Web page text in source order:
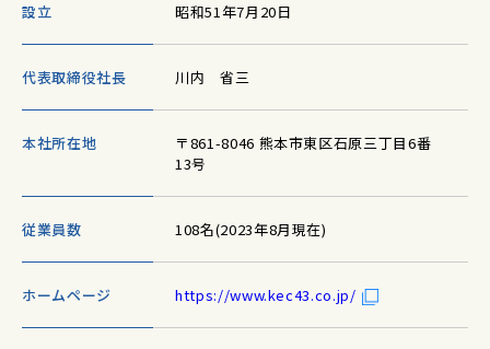
設立 昭和51年7月20日
代表取締役社長 川内 省三
本社所在地
〒861-8046 熊本市東区石原三丁目6番
13号
従業員数 108名(2023年8月現在)
ホームページ https://www.kec43.co.jp/